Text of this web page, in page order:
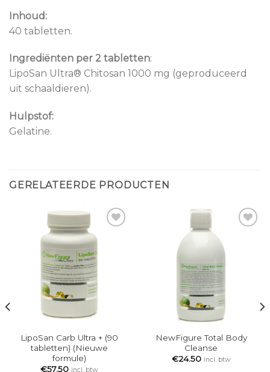
Inhoud:
40 tabletten.
Ingrediënten per 2 tabletten:
LipoSan Ultra® Chitosan 1000 mg (geproduceerd
uit schaaldieren).
Hulpstof:
Gelatine.
GERELATEERDE PRODUCTEN
LipoSan Carb Ultra + (90
tabletten) (Nieuwe
formule)
€57.50 incl. btw
NewFigure Total Body
Cleanse
€24.50 incl. btw